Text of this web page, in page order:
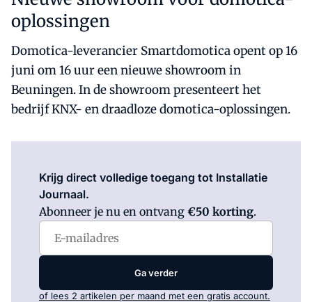
oplossingen
Domotica-leverancier Smartdomotica opent op 16
juni om 16 uur een nieuwe showroom in
Beuningen. In de showroom presenteert het
bedrijf KNX- en draadloze domotica-oplossingen.
Krijg direct volledige toegang tot Installatie
Journaal.
Abonneer je nu en ontvang €50 korting.
Ga verder
of lees 2 artikelen per maand met een gratis account.